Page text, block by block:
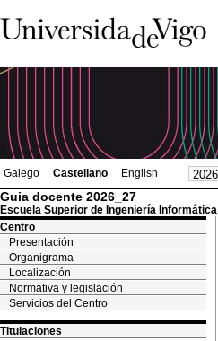
Galego Castellano English
Guia docente 2026_27
Escuela Superior de Ingeniería Informática
Centro
Presentación
Organigrama
Localización
Normativa y legislación
Servicios del Centro
Titulaciones